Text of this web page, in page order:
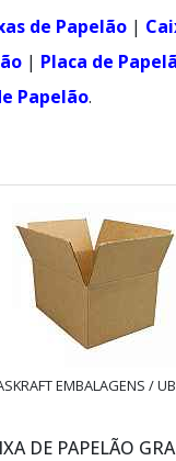
de Papelão |
| Placa de
Papelão.
EMBALAGENS /
DE PAPELÃO